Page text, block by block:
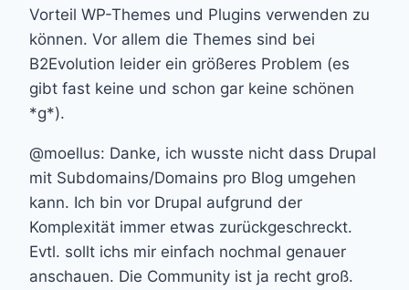
Vorteil WP-Themes und Plugins verwenden zu
können. Vor allem die Themes sind bei
B2Evolution leider ein größeres Problem (es
gibt fast keine und schon gar keine schönen
*g*).
@moellus: Danke, ich wusste nicht dass Drupal
mit Subdomains/Domains pro Blog umgehen
kann. Ich bin vor Drupal aufgrund der
Komplexität immer etwas zurückgeschreckt.
Evtl. sollt ichs mir einfach nochmal genauer
anschauen. Die Community ist ja recht groß.